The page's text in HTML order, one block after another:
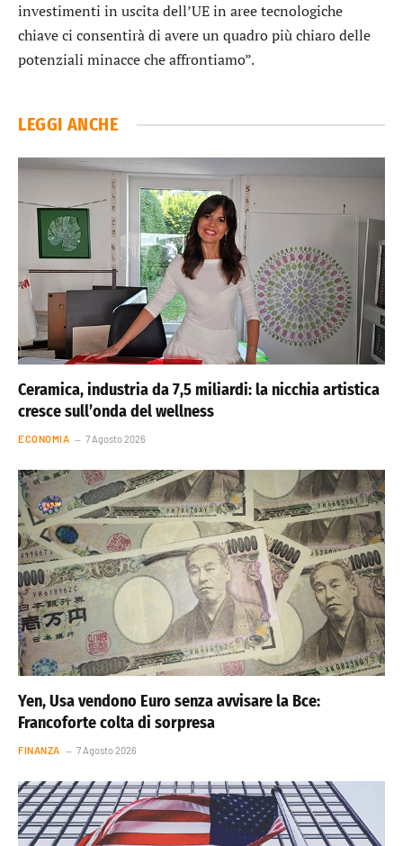
investimenti in uscita dell’UE in aree tecnologiche
chiave ci consentirà di avere un quadro più chiaro delle
potenziali minacce che affrontiamo”.
LEGGI ANCHE
Ceramica, industria da 7,5 miliardi: la nicchia artistica
cresce sull’onda del wellness
ECONOMIA 7 Agosto 2026
Yen, Usa vendono Euro senza avvisare la Bce:
Francoforte colta di sorpresa
FINANZA 7 Agosto 2026